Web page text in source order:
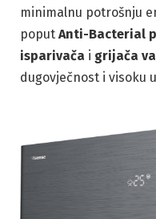
minimalnu potrošnju
poput Anti-Bacterial
isparivača i grijača
dugovječnost i visoku